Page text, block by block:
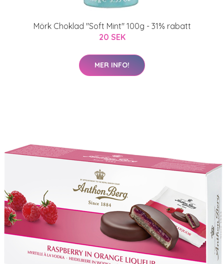
Mörk Choklad "Soft Mint" 100g - 31% rabatt
20 SEK
MER INFO!